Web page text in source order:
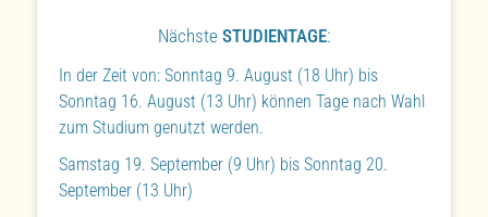
Nächste STUDIENTAGE:
In der Zeit von: Sonntag 9. August (18 Uhr) bis
Sonntag 16. August (13 Uhr) können Tage nach Wahl
zum Studium genutzt werden.
Samstag 19. September (9 Uhr) bis Sonntag 20.
September (13 Uhr)